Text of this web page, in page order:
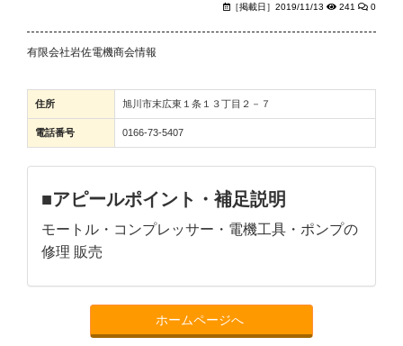
［掲載日］2019/11/13 241 0
有限会社岩佐電機商会情報
住所 旭川市末広東１条１３丁目２－７
電話番号 0166-73-5407
■アピールポイント・補足説明
モートル・コンプレッサー・電機工具・ポンプの
修理 販売
ホームページへ